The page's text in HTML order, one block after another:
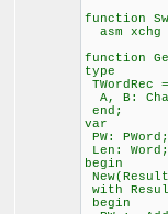
function
asm xchg
function
type
TWordRec
A, B:
end;
var
PW:
Len:
begin
with
begin